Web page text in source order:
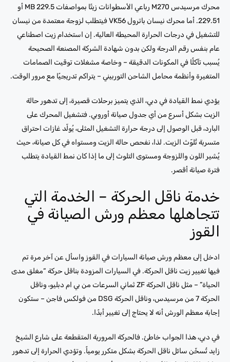
محرك مرسيدس M270 رباعي الأسطوانات زيتًا بمواصفات MB 229.5 أو
229.51. أما محرك نيسان باترول VK56 فيتطلب لزوجة معتمدة من نيسان
للتشغيل في درجات الحرارة المحيطة العالية. إن استخدام زيت اصطناعي
عام بنفس رقم الدرجة ولكن بدون شهادة الشركة المصنعة الصحيحة
يُسبب تآكلًا في المكونات الدقيقة – وخاصة مشغلات توقيت الصمامات
المتغيرة وأنظمة محامل الشاحن التوربيني – يتراكم تدريجيًا مع مرور الوقت.
يؤدي نمط القيادة في دبي، الذي يتميز برحلات قصيرة، إلى تدهور حالة
الزيت بشكل أسرع من أي جدول صيانة أوروبي. فتشغيل المحرك على
البارد، قبل الوصول إلى درجة حرارة التشغيل المثلى، يُولّد غازات احتراق
متسربة تُلوّث الزيت. لذا، نفحص حالة الزيت ومستواه في كل صيانة، حيث
يُشير اللون واللزوجة ومستوى التلوث إلى ما إذا كان نمط القيادة يتطلب
فترة صيانة أقصر.
خدمة ناقل الحركة – الخدمة التي
تتجاهلها معظم ورش الصيانة في
القوز
ادخل إلى معظم ورش صيانة السيارات في القوز واسأل عن آخر مرة تم
فيها تغيير زيت ناقل الحركة. في السيارات المزودة بناقل حركة “مغلق مدى
الحياة” – مثل ناقل الحركة ZF ثماني السرعات من بي ام دبليو، وناقل
الحركة 7 من مرسيدس، وناقل الحركة DSG من فولكس فاجن – ستكون
إجابة معظم الورش أنه لا يحتاج إلى تغيير أبدًا.
في دبي، هذا الجواب خاطئ. فالحركة المرورية المتقطعة على شارع الشيخ
زايد تُسخّن سائل ناقل الحركة بشكل متكرر يومياً. وتؤدي الحرارة إلى تدهور